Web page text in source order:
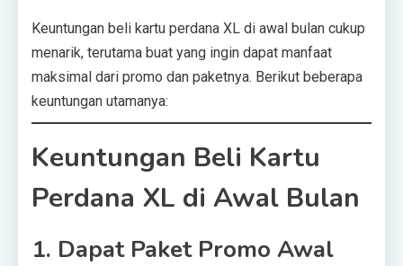
Keuntungan beli kartu perdana XL di awal bulan cukup
menarik, terutama buat yang ingin dapat manfaat
maksimal dari promo dan paketnya. Berikut beberapa
keuntungan utamanya:
Keuntungan Beli Kartu
Perdana XL di Awal Bulan
1. Dapat Paket Promo Awal